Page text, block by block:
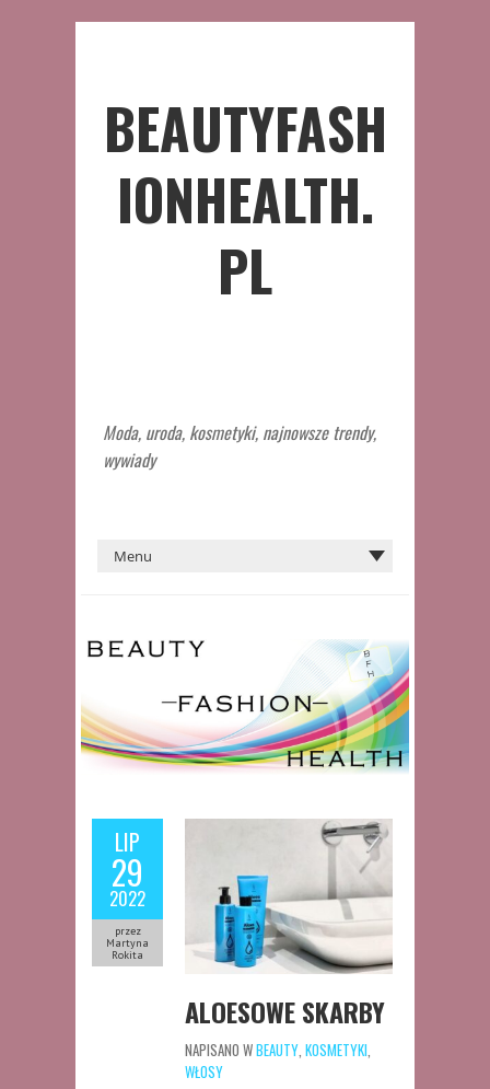
BEAUTYFASH
IONHEALTH.
PL
Moda, uroda, kosmetyki, najnowsze trendy,
wywiady
LIP
29
2022
przez
Martyna
Rokita
ALOESOWE SKARBY
NAPISANO WBEAUTY, KOSMETYKI,
WŁOSY